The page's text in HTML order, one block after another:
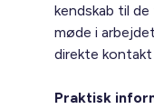
kendskab til
møde i
direkte
Praktisk